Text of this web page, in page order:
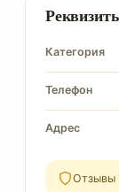
Категория
Телефон
Адрес
Отзывы